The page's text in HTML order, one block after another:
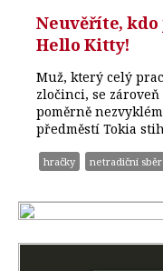
Neuvěříte,
Hello Kitty!
Muž, který celý
zločinci, se
poměrně
předměstí Tokia
hračky netradiční